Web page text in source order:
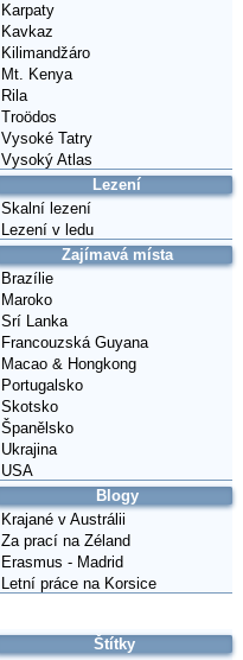
Karpaty
Kavkaz
Kilimandžáro
Mt. Kenya
Rila
Troödos
Vysoké Tatry
Vysoký Atlas
Lezení
Skalní lezení
Lezení v ledu
Zajímavá místa
Brazílie
Maroko
Srí Lanka
Francouzská Guyana
Macao & Hongkong
Portugalsko
Skotsko
Španělsko
Ukrajina
USA
Blogy
Krajané v Austrálii
Za prací na Zéland
Erasmus - Madrid
Letní práce na Korsice
Štítky